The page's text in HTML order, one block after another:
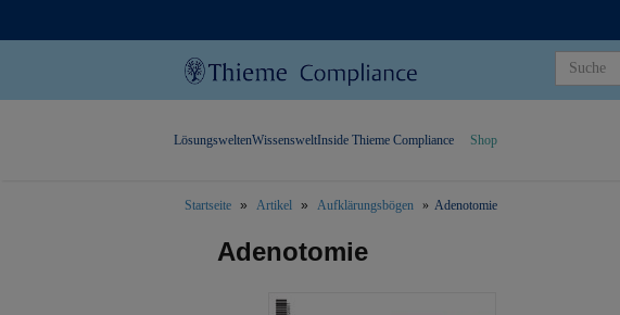
LösungsweltenWissensweltInside Thieme Compliance Shop
Startseite Artikel Aufklärungsbögen Adenotomie
Adenotomie